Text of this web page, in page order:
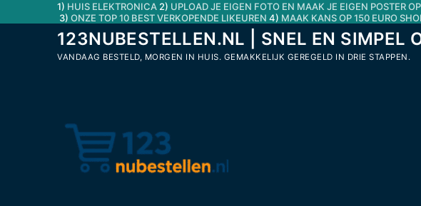
naar
1) HUIS ELEKTRONICA 2) UPLOAD JE EIGEN FOTO EN MAAK JE EIGEN POSTER
3) ONZE TOP 10 BEST VERKOPENDE LIKEUREN 4) MAAK KANS OP 150 EURO
123NUBESTELLEN.NL | SNEL EN SIMPEL
VANDAAG BESTELD, MORGEN IN HUIS. GEMAKKELIJK GEREGELD IN DRIE STAPPEN.